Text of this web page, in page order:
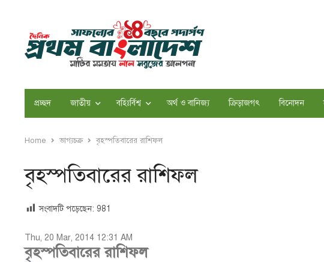
প্রচ্ছদ জাতীয় বহিঃর্বিশ্ব অর্থ ও বানিজ্য ক্রিড়াজগৎ বিনোদন
Home ভাগ্যচক্র বৃহস্পতিবারের রাশিফল
বৃহস্পতিবারের রাশিফল
সংবাদটি পড়েছেন: 981
Thu, 20 Mar, 2014 12:31 AM
বৃহস্পতিবারের রাশিফল